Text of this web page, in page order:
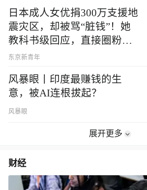
日本成人女优捐300万支援地
震灾区，却被骂“脏钱”！她
教科书级回应，直接圈粉无
数
东京新青年
风暴眼丨印度最赚钱的生
意，被AI连根拔起？
风暴眼
展开更多
财经